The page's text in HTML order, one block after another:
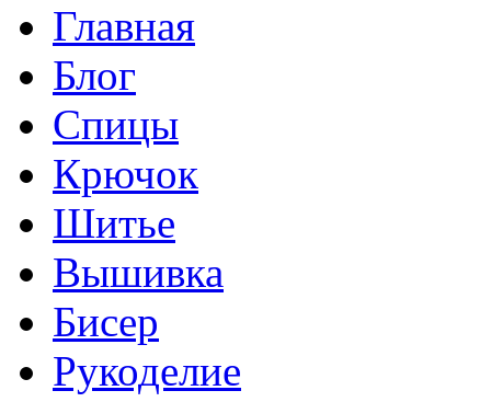
Главная
Блог
Спицы
Крючок
Шитье
Вышивка
Бисер
Рукоделие